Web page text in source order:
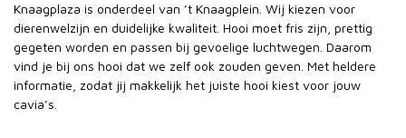
Knaagplaza is onderdeel van ’t Knaagplein. Wij kiezen voor
dierenwelzijn en duidelijke kwaliteit. Hooi moet fris zijn, prettig
gegeten worden en passen bij gevoelige luchtwegen. Daarom
vind je bij ons hooi dat we zelf ook zouden geven. Met heldere
informatie, zodat jij makkelijk het juiste hooi kiest voor jouw
cavia’s.